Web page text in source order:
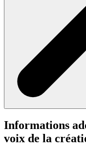
Informations
voix de la